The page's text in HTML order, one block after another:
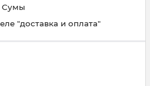
Сумы
"доставка и оплата"